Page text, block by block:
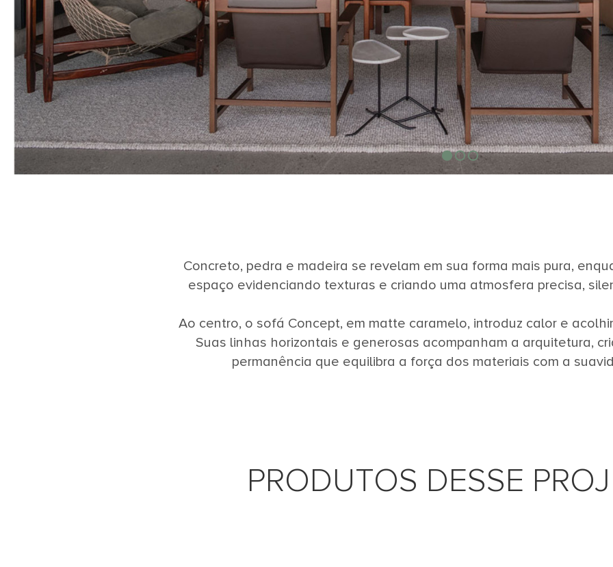
Concreto, pedra e madeira se revelam em sua forma mais pura,
espaço evidenciando texturas e criando uma atmosfera precisa,
Ao centro, o sofá Concept, em matte caramelo, introduz calor e
Suas linhas horizontais e generosas acompanham a arquitetura,
permanência que equilibra a força dos materiais com a
PRODUTOS DESSE